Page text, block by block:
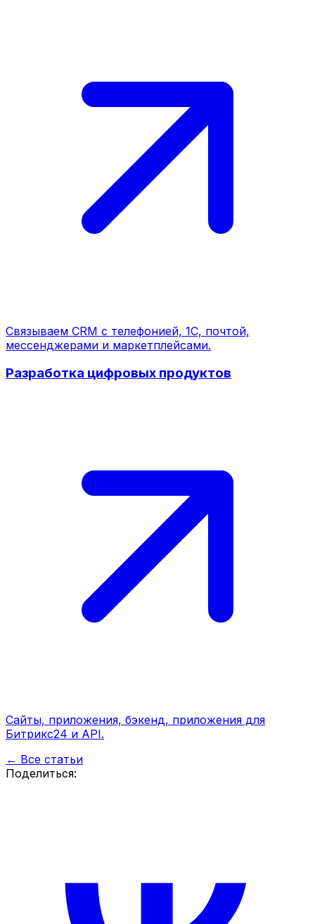
Связываем CRM с телефонией, 1С, почтой,
мессенджерами и маркетплейсами.
Разработка цифровых продуктов
Сайты, приложения, бэкенд, приложения для
Битрикс24 и API.
← Все статьи
Поделиться: